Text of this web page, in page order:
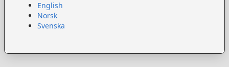
English
Norsk
Svenska